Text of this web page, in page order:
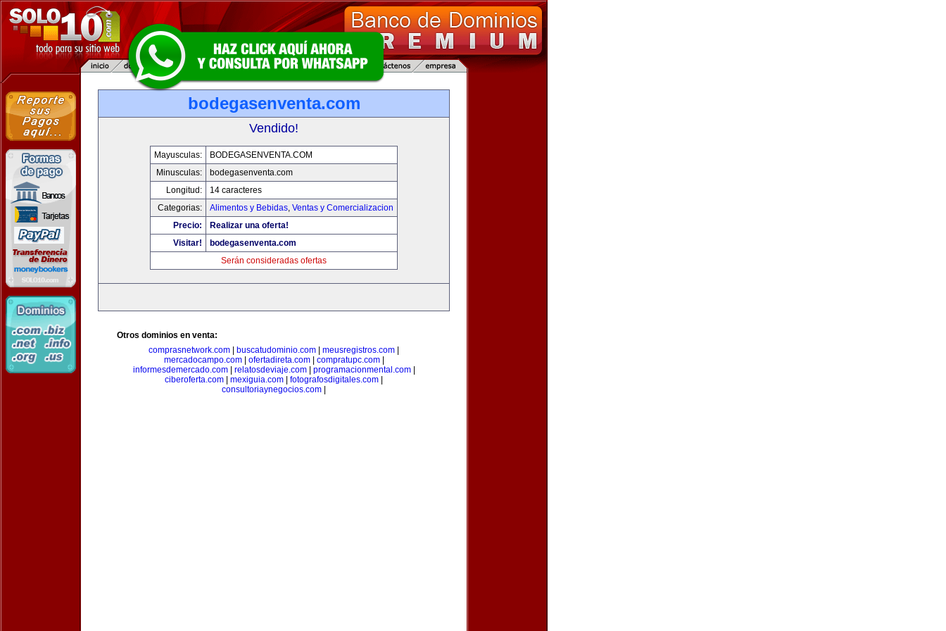
bodegasenventa.com
Vendido!
Mayusculas:
BODEGASENVENTA.COM
Minusculas:
bodegasenventa.com
Longitud:
14 caracteres
Categorias:
Alimentos y Bebidas, Ventas y Comercializacion
Precio:
Realizar una oferta!
Visitar!
bodegasenventa.com
Serán consideradas ofertas
Otros dominios en venta:
comprasnetwork.com
buscatudominio.com meusregistros.com
mercadocampo.com| ofertadireta.com| compratupc.com|
informesdemercado.com| relatosdeviaje.com| programacionmental.com|
ciberoferta.com
mexiguia.com fotografosdigitales.com
consultoriaynegocios.com